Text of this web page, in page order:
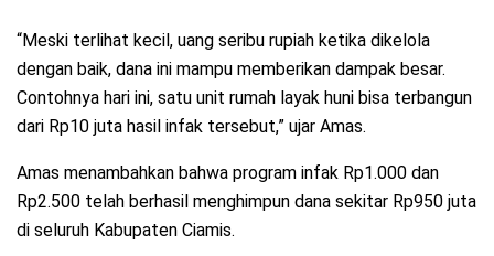
“Meski terlihat kecil, uang seribu rupiah ketika dikelola
dengan baik, dana ini mampu memberikan dampak besar.
Contohnya hari ini, satu unit rumah layak huni bisa terbangun
dari Rp10 juta hasil infak tersebut,” ujar Amas.
Amas menambahkan bahwa program infak Rp1.000 dan
Rp2.500 telah berhasil menghimpun dana sekitar Rp950 juta
di seluruh Kabupaten Ciamis.